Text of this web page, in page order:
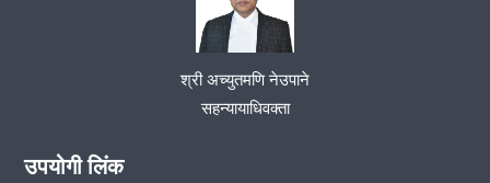
मिति २०८०।१०।१३ गते समुदायमा सरकारी वकील कार्याक्रम सम्पन्न
श्री अच्युतमणि नेउपाने
सहन्यायाधिवक्ता
उपयोगी लिंक